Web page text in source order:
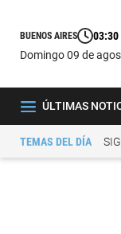
BUENOS AIRES 03:30
domingo 09 de
ÚLTIMAS
TEMAS DEL DÍA